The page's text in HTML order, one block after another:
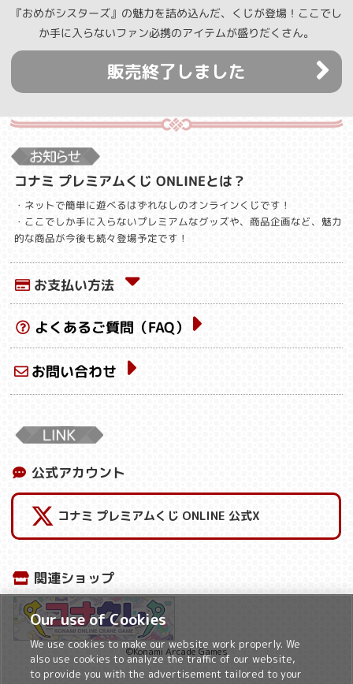
『おめがシスターズ』の魅力を詰め込んだ、くじが登場！ここでし
か手に入らないファン必携のアイテムが盛りだくさん。
販売終了しました
コナミ プレミアムくじ ONLINEとは？
・ネットで簡単に遊べるはずれなしのオンラインくじです！
・ここでしか手に入らないプレミアムなグッズや、商品企画など、魅力
的な商品が今後も続々登場予定です！
お支払い方法
よくあるご質問（FAQ）
お問い合わせ
公式アカウント
コナミ プレミアムくじ ONLINE 公式X
関連ショップ
©Konami Arcade Games
Our use of Cookies
We use cookies to make our website work properly. We
also use cookies to analyze the traffic of our website,
to provide you with the advertisement tailored to your